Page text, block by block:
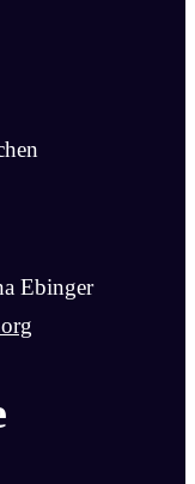
Ebinger